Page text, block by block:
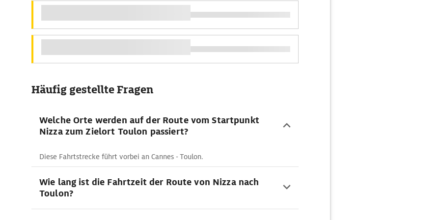
Häufig gestellte Fragen
Welche Orte werden auf der Route vom Startpunkt
Nizza zum Zielort Toulon passiert?
Diese Fahrtstrecke führt vorbei an Cannes - Toulon.
Wie lang ist die Fahrtzeit der Route von Nizza nach
Toulon?